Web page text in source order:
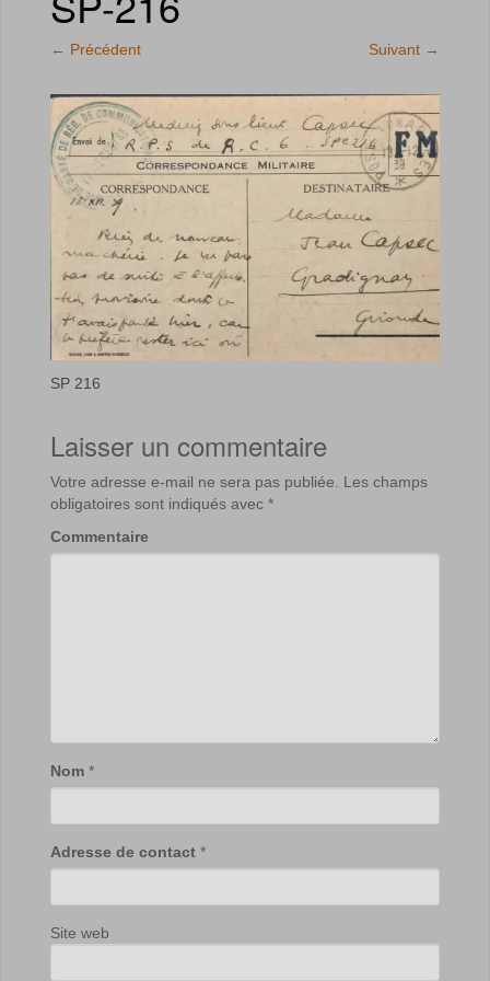
← Précédent Suivant →
SP 216
Laisser un commentaire
Votre adresse e-mail ne sera pas publiée. Les champs
obligatoires sont indiqués avec *
Commentaire
Nom *
Adresse de contact *
Site web